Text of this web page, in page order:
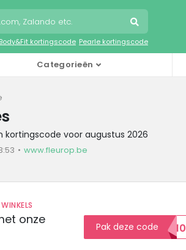
Body&Fit kortingscode Pearle kortingscode
Categorieën
voor augustus 2026
www.fleurop.be
onze
Pak deze codeEXTRA10